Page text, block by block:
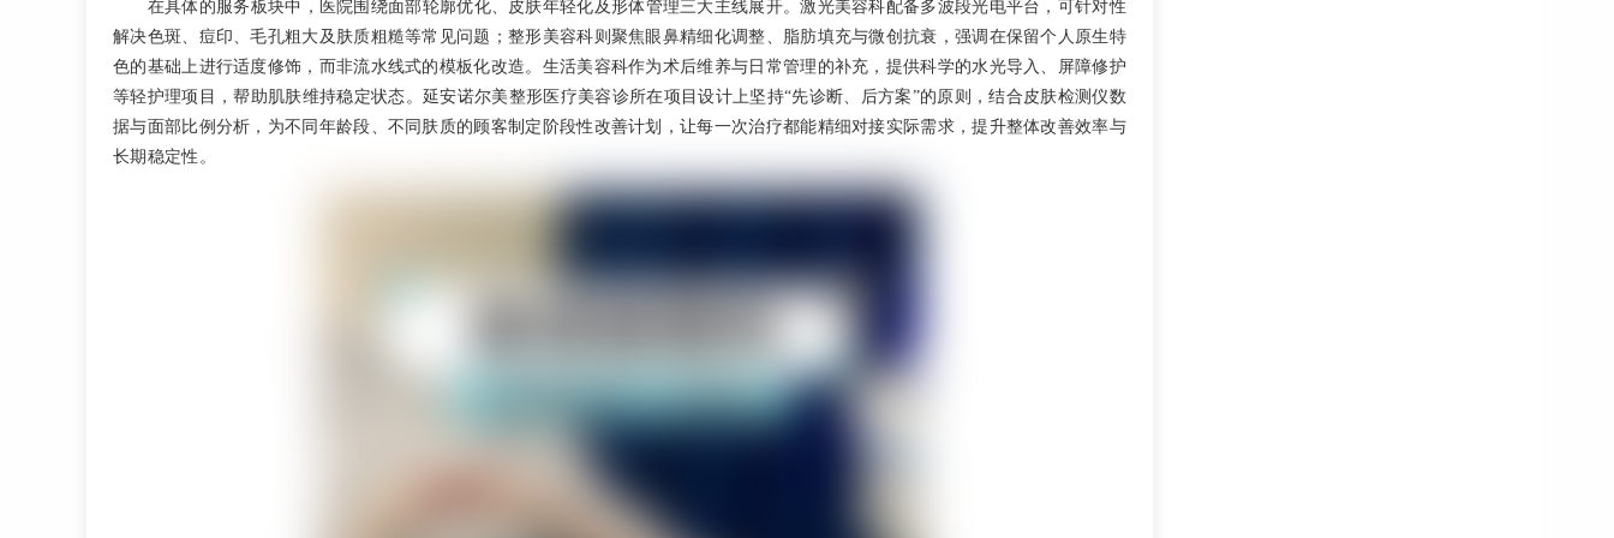
在具体的服务板块中，医院围绕面部轮廓优化、皮肤年轻化及形体管理三大主线展开。激光美容科配备多波段光电平台，可针对性
解决色斑、痘印、毛孔粗大及肤质粗糙等常见问题；整形美容科则聚焦眼鼻精细化调整、脂肪填充与微创抗衰，强调在保留个人原生特
色的基础上进行适度修饰，而非流水线式的模板化改造。生活美容科作为术后维养与日常管理的补充，提供科学的水光导入、屏障修护
等轻护理项目，帮助肌肤维持稳定状态。延安诺尔美整形医疗美容诊所在项目设计上坚持“先诊断、后方案”的原则，结合皮肤检测仪数
据与面部比例分析，为不同年龄段、不同肤质的顾客制定阶段性改善计划，让每一次治疗都能精细对接实际需求，提升整体改善效率与
长期稳定性。